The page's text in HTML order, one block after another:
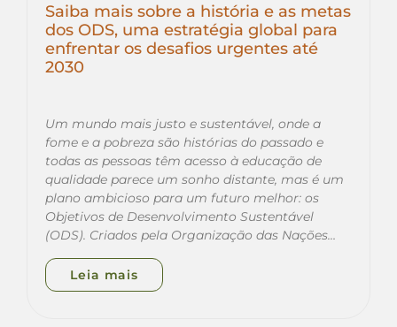
Saiba mais sobre a história e as metas
dos ODS, uma estratégia global para
enfrentar os desafios urgentes até
2030
Um mundo mais justo e sustentável, onde a
fome e a pobreza são histórias do passado e
todas as pessoas têm acesso à educação de
qualidade parece um sonho distante, mas é um
plano ambicioso para um futuro melhor: os
Objetivos de Desenvolvimento Sustentável
(ODS). Criados pela Organização das Nações…
Leia mais